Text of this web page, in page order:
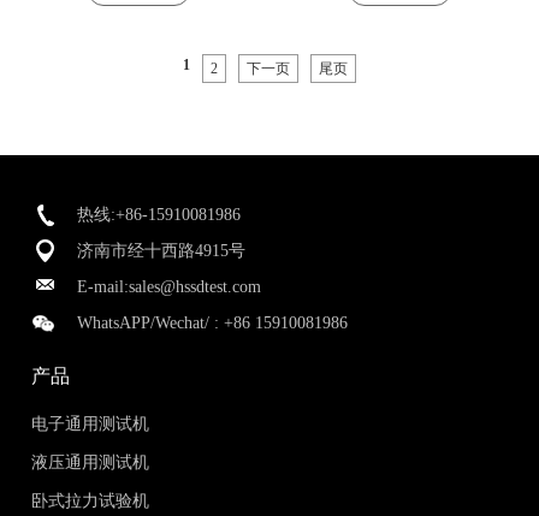
1 2 下一页 尾页
热线:+86-15910081986
济南市经十西路4915号
E-mail:sales@hssdtest.com
WhatsAPP/Wechat/ :+86 15910081986
产品
电子通用测试机
液压通用测试机
卧式拉力试验机